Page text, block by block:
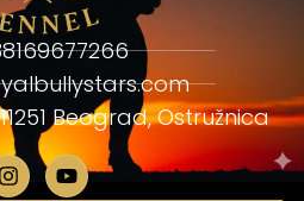
Beograd, Ostružnica